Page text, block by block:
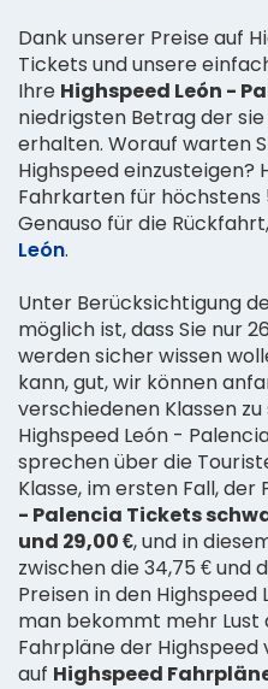
Dank unserer Preise auf
Tickets und unsere
Ihre Highspeed León -
niedrigsten Betrag der sie
erhalten. Worauf warten
Highspeed einzusteigen?
Fahrkarten für höchstens
Genauso für die Rückfahrt,
León.
Unter Berücksichtigung
möglich ist, dass Sie nur
werden sicher wissen
kann, gut, wir können
verschiedenen Klassen
Highspeed León -
sprechen über die
Klasse, im ersten Fall, der
- Palencia Tickets
und 29,00 €, und in
zwischen die 34,75 € und
Preisen in den
man bekommt mehr Lust
Fahrpläne der Highspeed
auf Highspeed